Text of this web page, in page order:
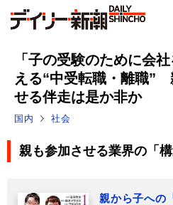
「子の受験のために会
える“中受転職・離職”
せる伴走は是か非か
国内 社会
親も参加させる業界の「構
親から子への